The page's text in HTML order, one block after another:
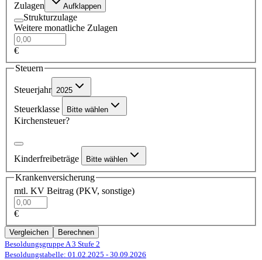
Zulagen Aufklappen
Strukturzulage
Weitere monatliche Zulagen
€
Steuern
Steuerjahr 2025
Steuerklasse Bitte wählen
Kirchensteuer?
Kinderfreibeträge Bitte wählen
Krankenversicherung
mtl. KV Beitrag (PKV, sonstige)
€
Vergleichen
Berechnen
Besoldungsgruppe A 3 Stufe 2
Besoldungstabelle: 01.02.2025 - 30.09.2026